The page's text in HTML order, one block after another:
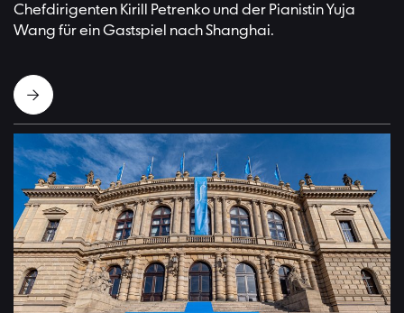
Chefdirigenten Kirill Petrenko und der Pianistin Yuja
Wang für ein Gastspiel nach Shanghai.